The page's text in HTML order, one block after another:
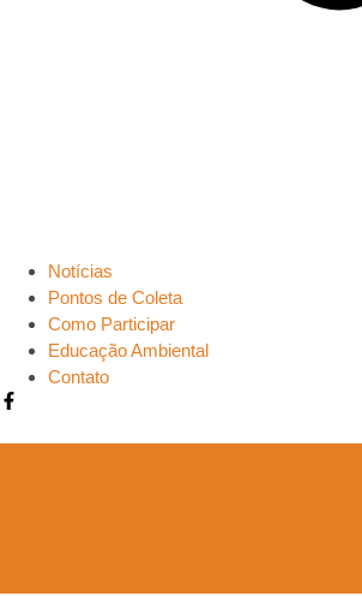
Notícias
Pontos de Coleta
Como Participar
Educação Ambiental
Contato